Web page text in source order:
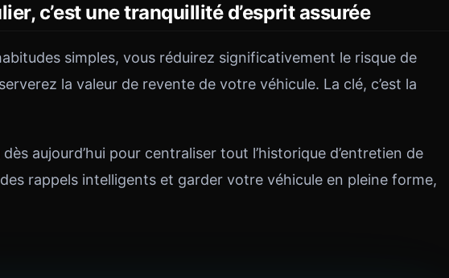
c’est une tranquillité d’esprit assurée
simples, vous réduirez significativement le risque de
la valeur de revente de votre véhicule. La clé, c’est la
dès aujourd’hui pour centraliser tout l’historique d’entretien de
rappels intelligents et garder votre véhicule en pleine forme,